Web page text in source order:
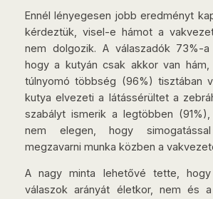
Ennél lényegesen jobb eredményt
kérdeztük, visel-e hámot a
nem dolgozik. A válaszadók 73%-a
hogy a kutyán csak akkor van
túlnyomó többség (96%) tisztában
kutya elvezeti a látássérültet a
szabályt ismerik a legtöbben
nem elegen, hogy
megzavarni munka közben a
A nagy minta lehetővé tette,
válaszok arányát életkor, nem és